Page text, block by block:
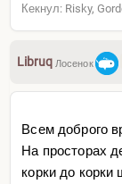
Кекнул: Risky,
Libruq Лосенок
Всем доброго
На просторах
корки до